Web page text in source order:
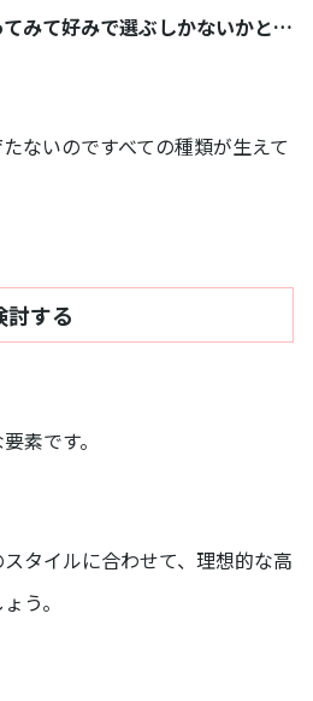
てみて好みで選ぶしかないかと…
ないのですべての種類が生えて
討する
素です。
タイルに合わせて、理想的な高
う。